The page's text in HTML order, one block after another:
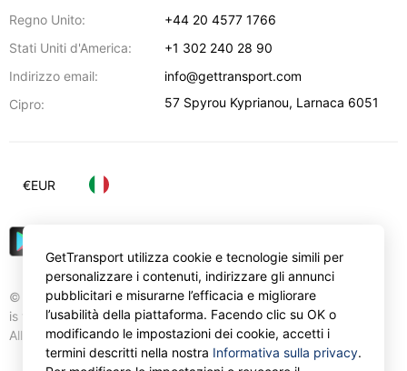
Regno Unito:
+44 20 4577 1766
Stati Uniti d'America:
+1 302 240 28 90
Indirizzo email:
info@gettransport.com
Cipro:
57 Spyrou Kyprianou, Larnaca 6051
© Gettransport International Limited. GetTransport®
is trademark of Gettransport International Limited.
All rights reserved.
€EUR
GetTransport utilizza cookie e tecnologie simili per
personalizzare i contenuti, indirizzare gli annunci
pubblicitari e misurarne l’efficacia e migliorare
l’usabilità della piattaforma. Facendo clic su OK o
modificando le impostazioni dei cookie, accetti i
termini descritti nella nostra Informativa sulla privacy.